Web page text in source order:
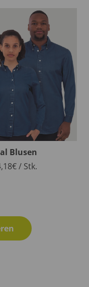
Blusen
/ Stk.